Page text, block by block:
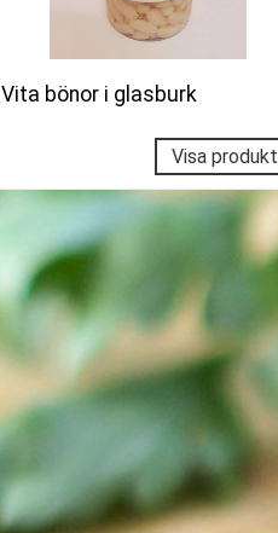
Vita bönor i glasburk
Visa produkt